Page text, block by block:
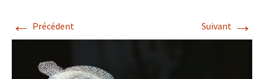
← Précédent Suivant →